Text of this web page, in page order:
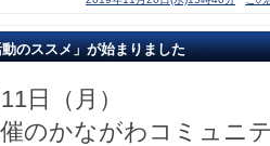
のススメ」が始まりました
日（月）
のかながわコミュニ